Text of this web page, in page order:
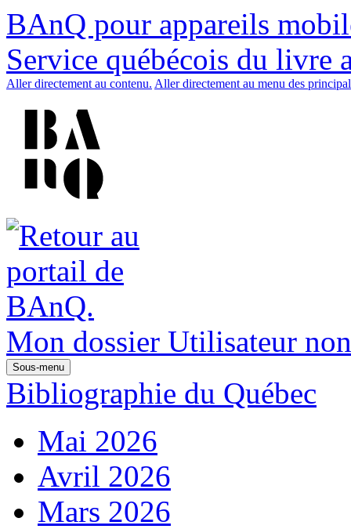
BAnQ pour appareils
Service québécois du livre
Aller directement au contenu. Aller directement au menu des
Mon dossier Utilisateur
Sous-menu
Bibliographie du Québec
Mai 2026
Avril 2026
Mars 2026